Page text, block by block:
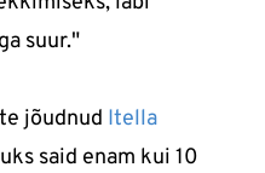
suur."
jõudnud Itella
said enam kui 10